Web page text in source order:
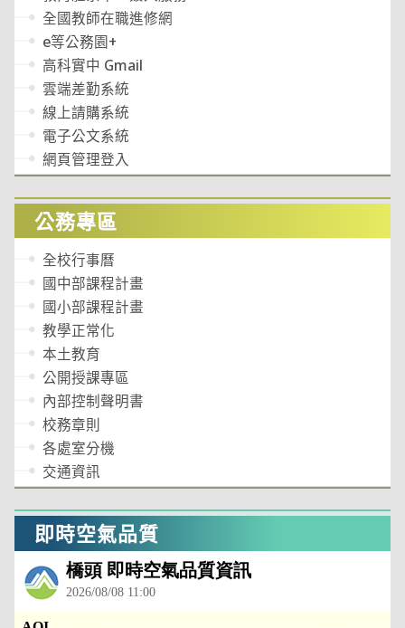
全國教師在職進修網
e等公務園+
高科實中 Gmail
雲端差勤系統
線上請購系統
電子公文系統
網頁管理登入
公務專區
全校行事曆
國中部課程計畫
國小部課程計畫
教學正常化
本土教育
公開授課專區
內部控制聲明書
校務章則
各處室分機
交通資訊
即時空氣品質